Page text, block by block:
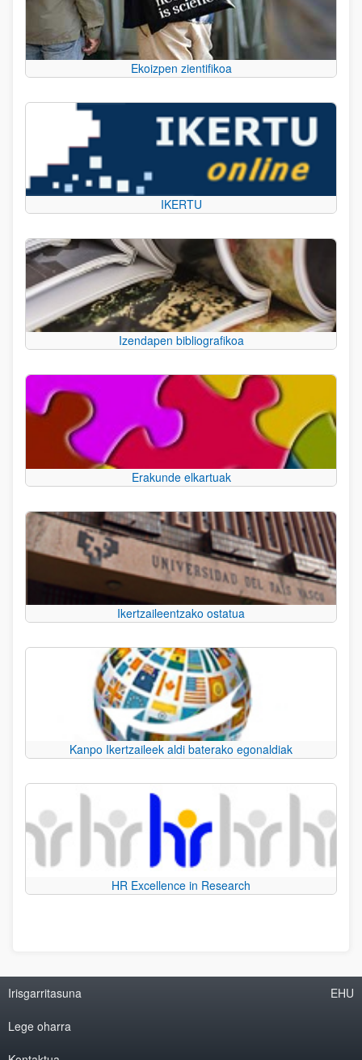
Ekoizpen zientifikoa
IKERTU
Izendapen bibliografikoa
Erakunde elkartuak
Ikertzaileentzako ostatua
Kanpo Ikertzaileek aldi baterako egonaldiak
HR Excellence in Research
Irisgarritasuna
Lege oharra
EHU